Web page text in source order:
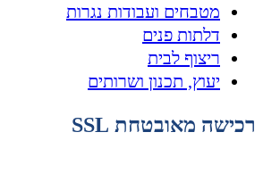
מטבחים ועבודות נגרות
דלתות פנים
ריצוף לבית
יעוץ, תכנון ושרותים
רכישה מאובטחת SSL